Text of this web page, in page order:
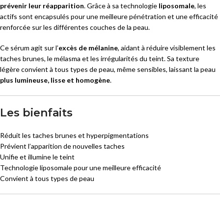
prévenir leur réapparition. Grâce à sa technologie liposomale, les
actifs sont encapsulés pour une meilleure pénétration et une efficacité
renforcée sur les différentes couches de la peau.
Ce sérum agit sur l’excès de mélanine, aidant à réduire visiblement les
taches brunes, le mélasma et les irrégularités du teint. Sa texture
légère convient à tous types de peau, même sensibles, laissant la peau
plus lumineuse, lisse et homogène.
Les bienfaits
Réduit les taches brunes et hyperpigmentations
Prévient l’apparition de nouvelles taches
Unifie et illumine le teint
Technologie liposomale pour une meilleure efficacité
Convient à tous types de peau